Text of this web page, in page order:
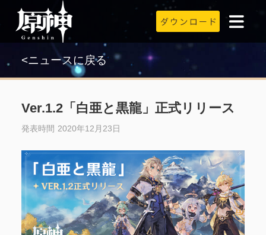
<ニュースに戻る
Ver.1.2「白亜と黒龍」正式リリース
発表時間 2020年12月23日